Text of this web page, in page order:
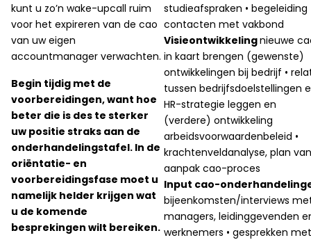
kunt u zo’n wake-upcall ruim
voor het expireren van de cao
van uw eigen
accountmanager verwachten.
Begin tijdig met de
voorbereidingen, want hoe
beter die is des te sterker
uw positie straks aan de
onderhandelingstafel. In de
oriëntatie- en
voorbereidingsfase moet u
namelijk helder krijgen wat
u de komende
besprekingen wilt bereiken.
studieafspraken • begeleiding
contacten met vakbond
Visieontwikkelingnieuwe
in kaart brengen (gewenste)
ontwikkelingen bij bedrijf •
tussen bedrijfsdoelstellingen
HR-strategie leggen en
(verdere) ontwikkeling
arbeidsvoorwaardenbeleid •
krachtenveldanalyse, plan van
aanpak cao-proces
Input cao-
bijeenkomsten/interviews
managers, leidinggevenden
werknemers • gesprekken met